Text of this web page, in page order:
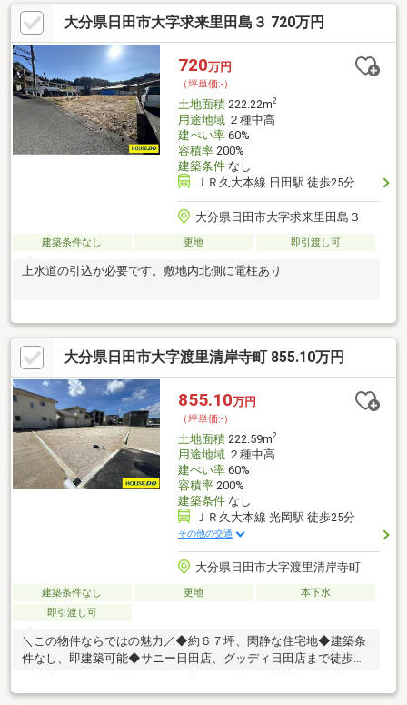
大分県日田市大字求来里田島３ 720万円
720万円
（坪単価:-）
土地面積222.22m2
用途地域２種中高
建ぺい率60%
容積率200%
建築条件なし
ＪＲ久大本線 日田駅 徒歩25分
大分県日田市大字求来里田島３
建築条件なし 更地 即引渡し可
上水道の引込が必要です。敷地内北側に電柱あり
大分県日田市大字渡里清岸寺町 855.10万円
855.10万円
（坪単価:-）
土地面積222.59m2
用途地域２種中高
建ぺい率60%
容積率200%
建築条件なし
ＪＲ久大本線 光岡駅 徒歩25分
その他の交通
大分県日田市大字渡里清岸寺町
建築条件なし 更地
本下水
即引渡し可
＼この物件ならではの魅力／◆約６７坪、閑静な住宅地◆建築条
件なし、即建築可能◆サニー日田店、グッディ日田店まで徒歩約
ックストアモリ日田店まで徒歩約９分、車で約２分・小川を臨む